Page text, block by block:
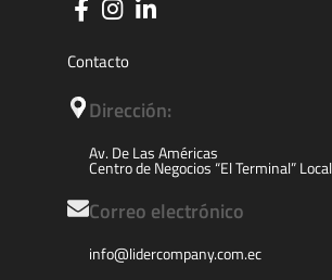
Contacto
Dirección:
Av. De Las Américas
Centro de Negocios “El Terminal”
Correo electrónico
info@lidercompany.com.ec